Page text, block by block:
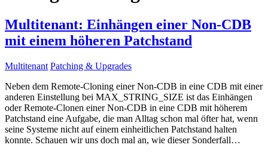
Multitenant: Einhängen einer Non-CDB
mit einem höheren Patchstand
Multitenant Patching & Upgrades
Neben dem Remote-Cloning einer Non-CDB in eine CDB mit einer
anderen Einstellung bei MAX_STRING_SIZE ist das Einhängen
oder Remote-Clonen einer Non-CDB in eine CDB mit höherem
Patchstand eine Aufgabe, die man Alltag schon mal öfter hat, wenn
seine Systeme nicht auf einem einheitlichen Patchstand halten
konnte. Schauen wir uns doch mal an, wie dieser Sonderfall…